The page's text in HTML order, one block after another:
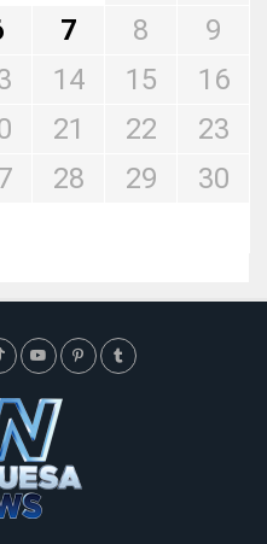
7 8
9
14 15
16
21 22
23
28 29
30